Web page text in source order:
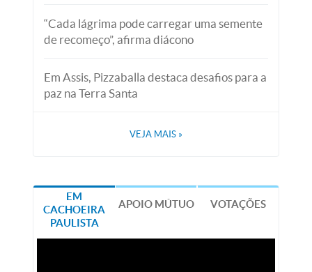
“Cada lágrima pode carregar uma semente
de recomeço”, afirma diácono
Em Assis, Pizzaballa destaca desafios para a
paz na Terra Santa
VEJA MAIS »
EM
CACHOEIRA
PAULISTA
APOIO MÚTUO VOTAÇÕES